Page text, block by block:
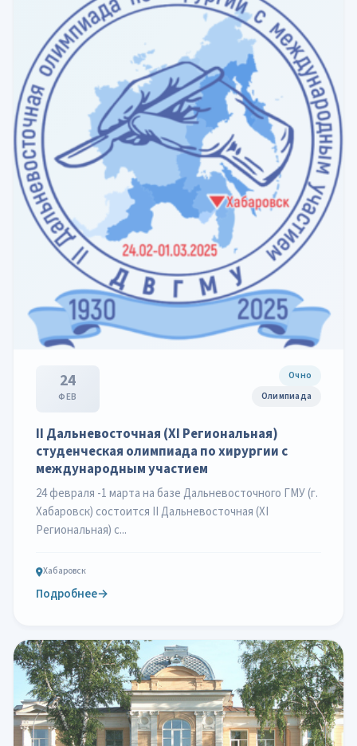
24
ФЕВ
Очно
Олимпиада
II Дальневосточная (XI Региональная)
студенческая олимпиада по хирургии с
международным участием
24 февраля -1 марта на базе Дальневосточного ГМУ (г.
Хабаровск) состоится II Дальневосточная (XI
Региональная) с...
Хабаровск
Подробнее→